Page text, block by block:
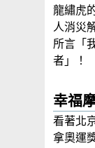
龍繡虎
人消災
所言「
者」！
幸福
看著北
拿奧運